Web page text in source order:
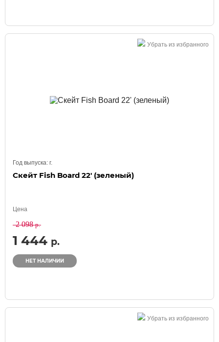
Убрать из избранного
Год выпуска: г.
Скейт Fish Board 22' (зеленый)
Цена
2 098р.
1 444 р.
НЕТ НАЛИЧИИ
Убрать из избранного